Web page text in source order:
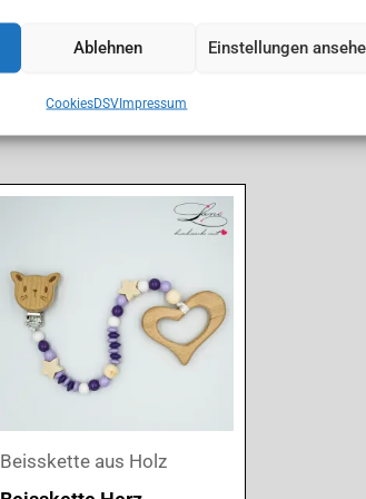
Ablehnen Einstellungen
CookiesDSVImpressum
Beisskette aus Holz